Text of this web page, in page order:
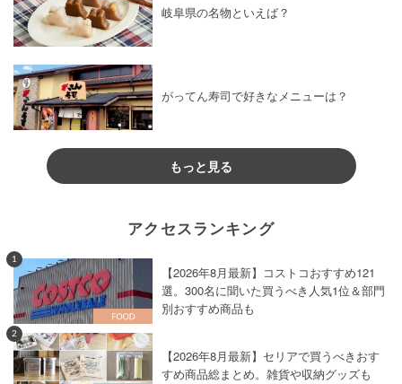
岐阜県の名物といえば？
がってん寿司で好きなメニューは？
もっと見る
アクセスランキング
1
【2026年8月最新】コストコおすすめ121
選。300名に聞いた買うべき人気1位＆部門
別おすすめ商品も
2
【2026年8月最新】セリアで買うべきおす
すめ商品総まとめ。雑貨や収納グッズも